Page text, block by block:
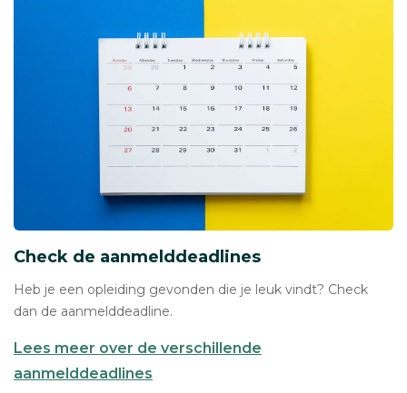
Check de aanmelddeadlines
Heb je een opleiding gevonden die je leuk vindt? Check
dan de aanmelddeadline.
Lees meer over de verschillende
aanmelddeadlines